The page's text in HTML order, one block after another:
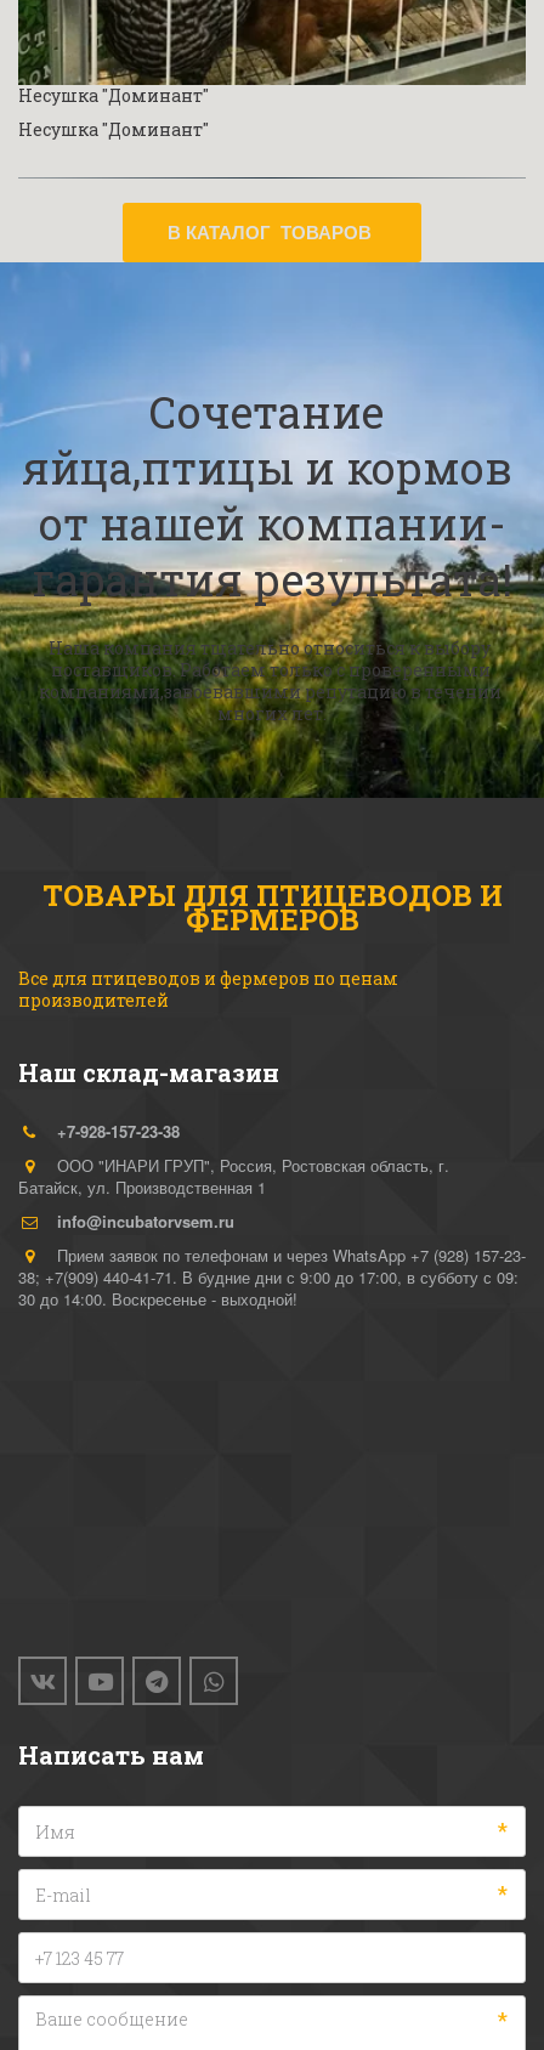
Несушка "Доминант"
Несушка "Доминант"
В КАТАЛОГ ТОВАРОВ
Сочетание
яйца,птицы и кормов
от нашей компании-
гарантия результата!
Наша компания тщательно относиться к выбору
поставщиков. Работаем только с проверенными
компаниями,завоевавшими репутацию в течении
многих лет.
ТОВАРЫ ДЛЯ ПТИЦЕВОДОВ И
ФЕРМЕРОВ
Все для птицеводов и фермеров по ценам
производителей
Наш склад-магазин
+7-928-157-23-38
ООО "ИНАРИ ГРУП", Россия, Ростовская область, г.
Батайск, ул. Производственная 1
info@incubatorvsem.ru
Прием заявок по телефонам и через WhatsApp +7 (928) 157-23-
38; +7(909) 440-41-71. В будние дни с 9:00 до 17:00, в субботу с 09:
30 до 14:00. Воскресенье - выходной!
Написать нам
*
*
*